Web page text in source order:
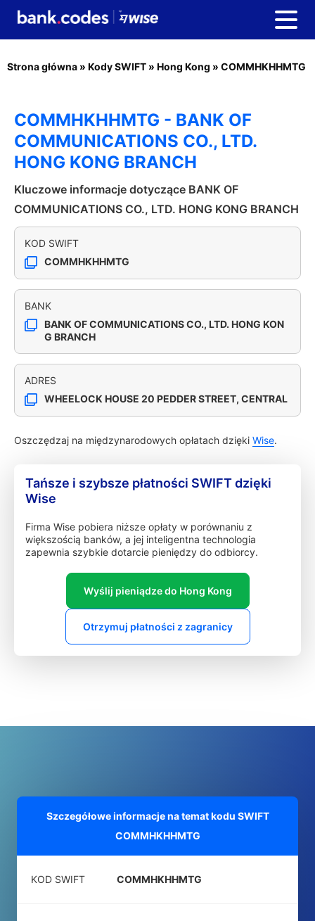
Strona główna » Kody SWIFT » Hong Kong » COMMHKHHMTG
COMMHKHHMTG - BANK OF
COMMUNICATIONS CO., LTD.
HONG KONG BRANCH
Kluczowe informacje dotyczące BANK OF
COMMUNICATIONS CO., LTD. HONG KONG BRANCH
KOD SWIFT
COMMHKHHMTG
BANK
BANK OF COMMUNICATIONS CO., LTD. HONG KON
G BRANCH
ADRES
WHEELOCK HOUSE 20 PEDDER STREET, CENTRAL
Oszczędzaj na międzynarodowych opłatach dzięki Wise.
Tańsze i szybsze płatności SWIFT dzięki
Wise
Firma Wise pobiera niższe opłaty w porównaniu z
większością banków, a jej inteligentna technologia
zapewnia szybkie dotarcie pieniędzy do odbiorcy.
Wyślij pieniądze do Hong Kong
Otrzymuj płatności z zagranicy
Szczegółowe informacje na temat kodu SWIFT
COMMHKHHMTG
KOD SWIFT COMMHKHHMTG